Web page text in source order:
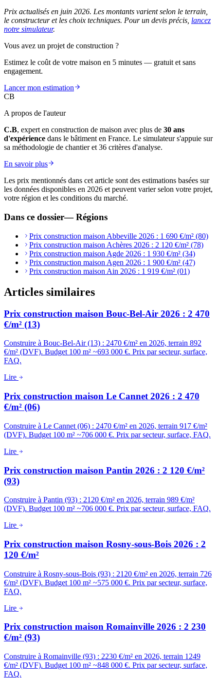
Prix actualisés en juin 2026. Les montants varient selon le terrain,
le constructeur et les choix techniques. Pour un devis précis, lancez
notre simulateur.
Vous avez un projet de construction ?
Estimez le coût de votre maison en 5 minutes — gratuit et sans
engagement.
Lancer mon estimation
CB
A propos de l'auteur
C.B, expert en construction de maison avec plus de 30 ans
d'expérience dans le bâtiment en France. Le simulateur s'appuie sur
sa méthodologie de chantier et 36 critères d'analyse.
En savoir plus
Les prix mentionnés dans cet article sont des estimations basées sur
les données disponibles en 2026 et peuvent varier selon votre projet,
votre région et les conditions du marché.
Dans ce dossier—Régions
Prix construction maison Abbeville 2026 : 1 690 €/m² (80)
Prix construction maison Achères 2026 : 2 120 €/m² (78)
Prix construction maison Agde 2026 : 1 930 €/m² (34)
Prix construction maison Agen 2026 : 1 900 €/m² (47)
Prix construction maison Ain 2026 : 1 919 €/m² (01)
Articles similaires
Prix construction maison Bouc-Bel-Air 2026 : 2 470
€/m² (13)
Construire à Bouc-Bel-Air (13) : 2470 €/m² en 2026, terrain 892
€/m² (DVF). Budget 100 m² ~693 000 €. Prix par secteur, surface,
FAQ.
Lire
Prix construction maison Le Cannet 2026 : 2 470
€/m² (06)
Construire à Le Cannet (06) : 2470 €/m² en 2026, terrain 917 €/m²
(DVF). Budget 100 m² ~706 000 €. Prix par secteur, surface, FAQ.
Lire
Prix construction maison Pantin 2026 : 2 120 €/m²
(93)
Construire à Pantin (93) : 2120 €/m² en 2026, terrain 989 €/m²
(DVF). Budget 100 m² ~706 000 €. Prix par secteur, surface, FAQ.
Lire
Prix construction maison Rosny-sous-Bois 2026 : 2
120 €/m²
Construire à Rosny-sous-Bois (93) : 2120 €/m² en 2026, terrain 726
€/m² (DVF). Budget 100 m² ~575 000 €. Prix par secteur, surface,
FAQ.
Lire
Prix construction maison Romainville 2026 : 2 230
€/m² (93)
Construire à Romainville (93) : 2230 €/m² en 2026, terrain 1249
€/m² (DVF). Budget 100 m² ~848 000 €. Prix par secteur, surface,
FAQ.